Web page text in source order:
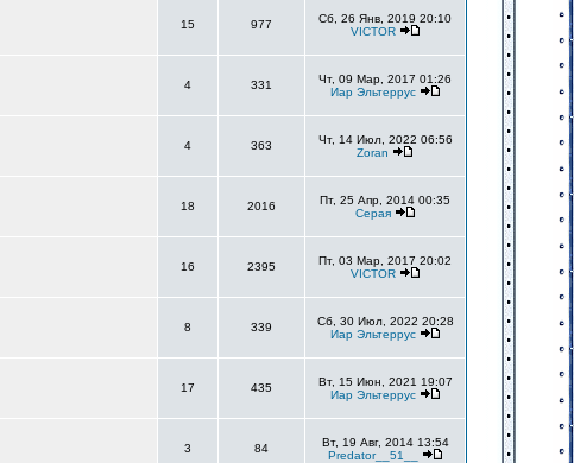
15 977
Сб, 26 Янв, 2019 20:10
VICTOR
4 331
Чт, 09 Мар, 2017 01:26
Иар Эльтеррус
4 363
Чт, 14 Июл, 2022 06:56
Zoran
18 2016
Пт, 25 Апр, 2014 00:35
Серая
16 2395
Пт, 03 Мар, 2017 20:02
VICTOR
8 339
Сб, 30 Июл, 2022 20:28
Иар Эльтеррус
17 435
Вт, 15 Июн, 2021 19:07
Иар Эльтеррус
3 84
Вт, 19 Авг, 2014 13:54
Predator__51__